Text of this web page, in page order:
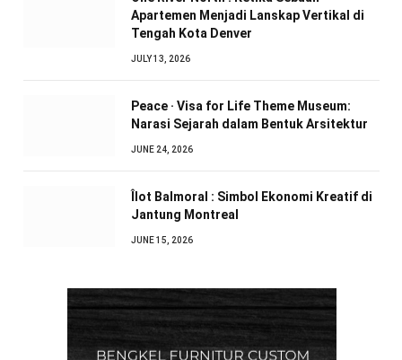
Apartemen Menjadi Lanskap Vertikal di
Tengah Kota Denver
JULY 13, 2026
Peace · Visa for Life Theme Museum:
Narasi Sejarah dalam Bentuk Arsitektur
JUNE 24, 2026
Îlot Balmoral : Simbol Ekonomi Kreatif di
Jantung Montreal
JUNE 15, 2026